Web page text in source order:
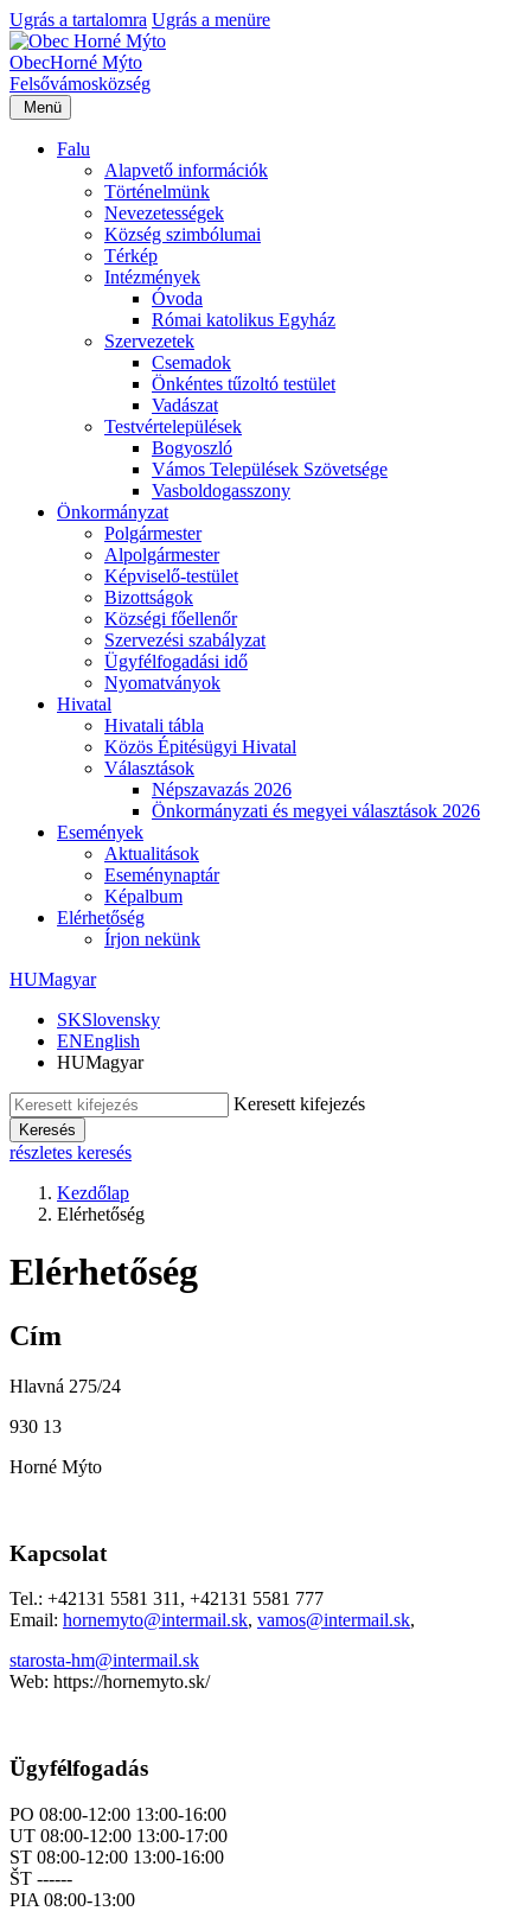
Ugrás a tartalomra Ugrás a menüre
ObecHorné Mýto
Felsővámosközség
Menü
Falu
Alapvető információk
Történelmünk
Nevezetességek
Község szimbólumai
Térkép
Intézmények
Óvoda
Római katolikus Egyház
Szervezetek
Csemadok
Önkéntes tűzoltó testület
Vadászat
Testvértelepülések
Bogyoszló
Vámos Települések Szövetsége
Vasboldogasszony
Önkormányzat
Polgármester
Alpolgármester
Képviselő-testület
Bizottságok
Községi főellenőr
Szervezési szabályzat
Ügyfélfogadási idő
Nyomatványok
Hivatal
Hivatali tábla
Közös Épitésügyi Hivatal
Választások
Népszavazás 2026
Önkormányzati és megyei választások 2026
Események
Aktualitások
Eseménynaptár
Képalbum
Elérhetőség
Írjon nekünk
HUMagyar
SKSlovensky
ENEnglish
HUMagyar
Keresett kifejezés
Keresés
részletes keresés
Kezdőlap
Elérhetőség
Elérhetőség
Cím
Hlavná 275/24
930 13
Horné Mýto
Kapcsolat
Tel.: +42131 5581 311, +42131 5581 777
Email: hornemyto@intermail.sk, vamos@intermail.sk,
starosta-hm@intermail.sk
Web: https://hornemyto.sk/
Ügyfélfogadás
PO 08:00-12:00 13:00-16:00
UT 08:00-12:00 13:00-17:00
ST 08:00-12:00 13:00-16:00
ŠT ------
PIA 08:00-13:00